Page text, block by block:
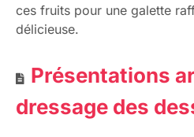
ces fruits pour une galette
délicieuse.
Présentations
dressage des